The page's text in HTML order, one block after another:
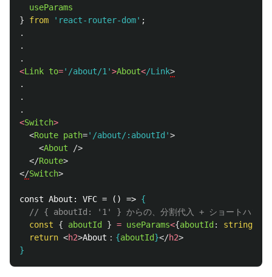
useParams
}
from ' react-router-dom' ;
.
.
.
<Link to=' /about/1 '>About</Link
.
.
.
<Switch>
<Route path='/about/:aboutId'>
<About
/>
</Route>
</Switch>
const About: VFC = () => {
// { aboutId: '1' } からの、分割代入 + ショートハンド
const
{ aboutId } = useParams<{aboutId : string
return <h2>About： {aboutId}</h2>
}